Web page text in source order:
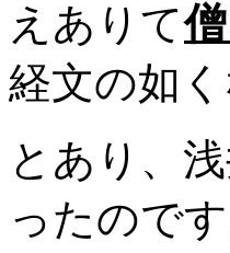
えありて
経文の如
とあり、
ったのです